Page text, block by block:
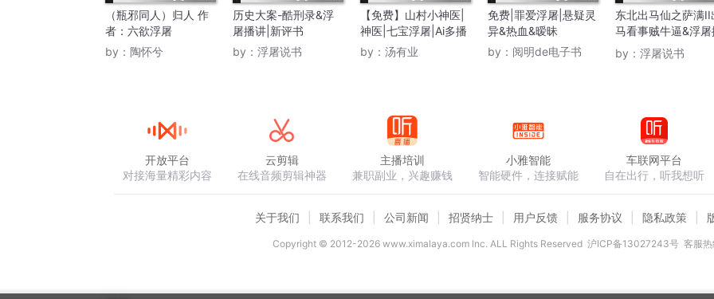
（瓶邪同人）归人 作
者：六欲浮屠
by： 陶怀兮
历史大案-酷刑录&浮
屠播讲|新评书
by： 浮屠说书
【免费】山村小神医|
神医|七宝浮屠|Ai多播
by： 汤有业
免费|罪爱浮屠|悬疑灵
异&热血&暧昧
by： 阅明de电子书
东北出马仙之萨满II
马看事贼牛逼&浮屠
讲
by： 浮屠说书
开放平台
对接海量精彩内容
云剪辑
在线音频剪辑神器
主播培训
兼职副业，兴趣赚钱
小雅智能
智能硬件，连接赋能
车联网平台
自在出行，听我想听
关于我们 联系我们 公司新闻 招贤纳士 用户反馈 服务协议 隐私政策
Copyright © 2012-2026www.ximalaya.com lnc. ALL Rights Reserved 沪ICP备13027243号 客服